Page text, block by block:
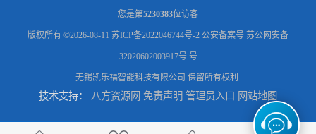
液压泵报价 液压泵价格
您是第5230383位访客
版权所有 ©2026-08-11 苏ICP备2022046744号-2 公安备案号 苏公网安备
32020602003917号 号
无锡凯乐福智能科技有限公司 保留所有权利.
技术支持： 八方资源网 免责声明 管理员入口 网站地图